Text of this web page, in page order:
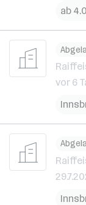
ab
vor 6